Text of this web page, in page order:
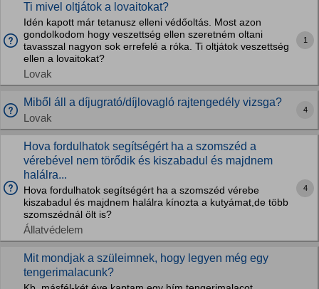
Ti mivel oltjátok a lovaitokat?
Idén kapott már tetanusz elleni védőoltás. Most azon
gondolkodom hogy veszettség ellen szeretném oltani
tavasszal nagyon sok errefelé a róka. Ti oltjátok veszettség
ellen a lovaitokat?
Lovak
1
Miből áll a díjugrató/díjlovagló rajtengedély vizsga?
Lovak
4
Hova fordulhatok segítségért ha a szomszéd a
vérebével nem törődik és kiszabadul és majdnem
halálra...
Hova fordulhatok segítségért ha a szomszéd vérebe
kiszabadul és majdnem halálra kínozta a kutyámat,de több
szomszédnál ölt is?
Állatvédelem
4
Mit mondjak a szüleimnek, hogy legyen még egy
tengerimalacunk?